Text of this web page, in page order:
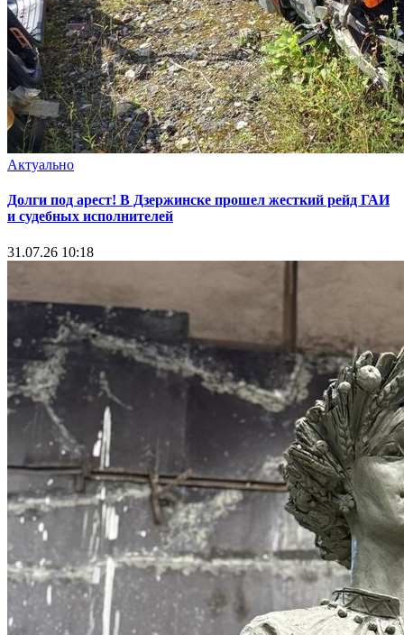
Актуально
Долги под арест! В Дзержинске прошел жесткий рейд ГАИ
и судебных исполнителей
31.07.26 10:18